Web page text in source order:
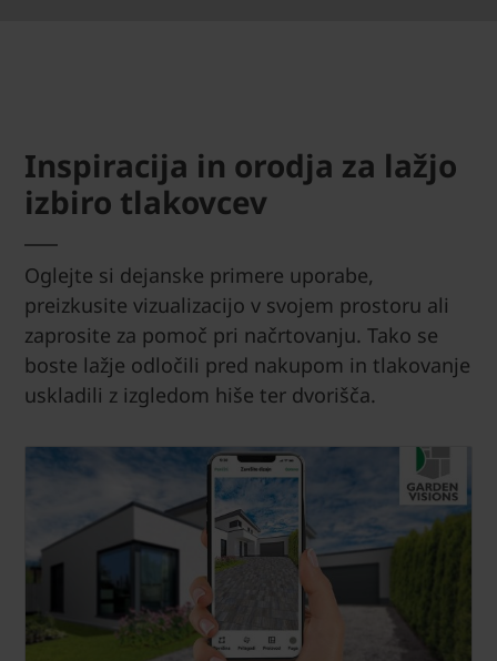
Inspiracija in orodja za lažjo
izbiro tlakovcev
Oglejte si dejanske primere uporabe,
preizkusite vizualizacijo v svojem prostoru ali
zaprosite za pomoč pri načrtovanju. Tako se
boste lažje odločili pred nakupom in tlakovanje
uskladili z izgledom hiše ter dvorišča.